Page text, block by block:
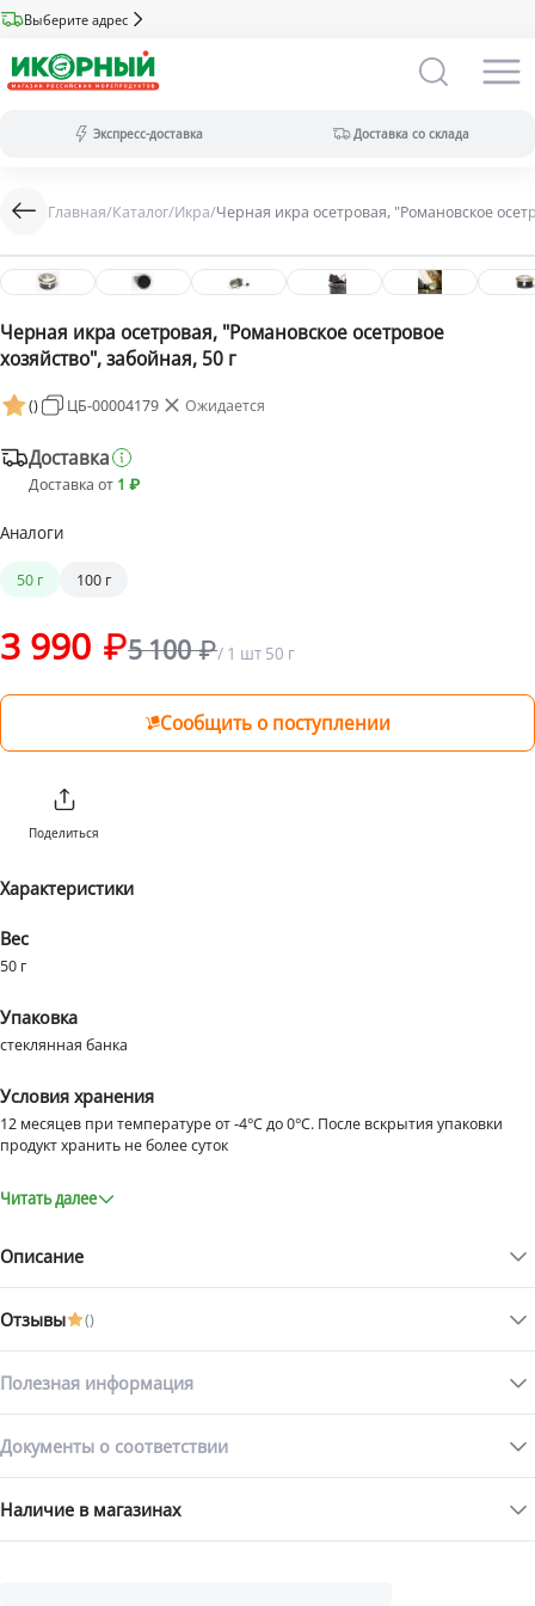
Выберите адрес
Экспресс-доставка Доставка со склада
Экспресс-доставка:за 2 часа из магазина (ассортимент
Оплата только на сайте.
Доставка со склада:в течение дня
(максимальный ассортимент).
Доступны все виды оплат.
Главная/Каталог/Икра/Черная икра осетровая, "Романовское
-22%
Черная икра осетровая, "Романовское осетровое
хозяйство", забойная, 50 г
() ЦБ-00004179 Ожидается
Доставка
Доставка от 1 ₽
Аналоги
50 г 100 г
3 990 5 100 / 1 шт 50 г
Сообщить о поступлении
Поделиться
Характеристики
Вес
50 г
Упаковка
стеклянная банка
Условия хранения
12 месяцев при температуре от -4°C до 0°C. После вскрытия упаковки
продукт хранить не более суток
Читать далее
Описание
Черная икра осетровая "Романовское осетровое
хозяйство" – эталон роскоши и вкуса!
Для получения черной икры используется единственно верный,
проверенный веками - метод забоя и уникальная рецептура наряду
со стерильными условиями. Отбирается каждая лопнувшая
икринка, и используется минимально возможное количество соли.
Икра отличается неповторимым вкусом и ароматом, богата
минеральными веществами и витаминами при изумительной
Отзывы ()
Полезная информация
Статьи с товаром
Документы о соответствии
Наличие в магазинах